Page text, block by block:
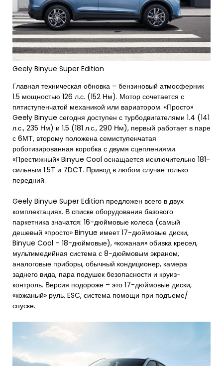
Geely Binyue Super Edition
Главная техническая обновка – бензиновый атмосферник
1.5 мощностью 126 л.с. (152 Нм). Мотор сочетается с
пятиступенчатой механикой или вариатором. «Просто»
Geely Binyue сегодня доступен с турбодвигателями 1.4 (141
л.с., 235 Нм) и 1.5 (181 л.с., 290 Нм), первый работает в паре
с 6МТ, второму положена семиступенчатая
роботизированная коробка с двумя сцеплениями.
«Престижный» Binyue Cool оснащается исключительно 181-
сильным 1.5T и 7DCT. Привод в любом случае только
передний.
Geely Binyue Super Edition предложен всего в двух
комплектациях. В списке оборудования базового
паркетника значатся: 16-дюймовые колеса (самый
дешевый «просто» Binyue имеет 17-дюймовые диски,
Binyue Cool – 18-дюймовые), «кожаная» обивка кресел,
мультимедийная система с 8-дюймовым экраном,
аналоговые приборы, обычный кондиционер, камера
заднего вида, пара подушек безопасности и круиз-
контроль. Версия подороже – это 17-дюймовые диски,
«кожаный» руль, ESC, система помощи при подъеме/
спуске.